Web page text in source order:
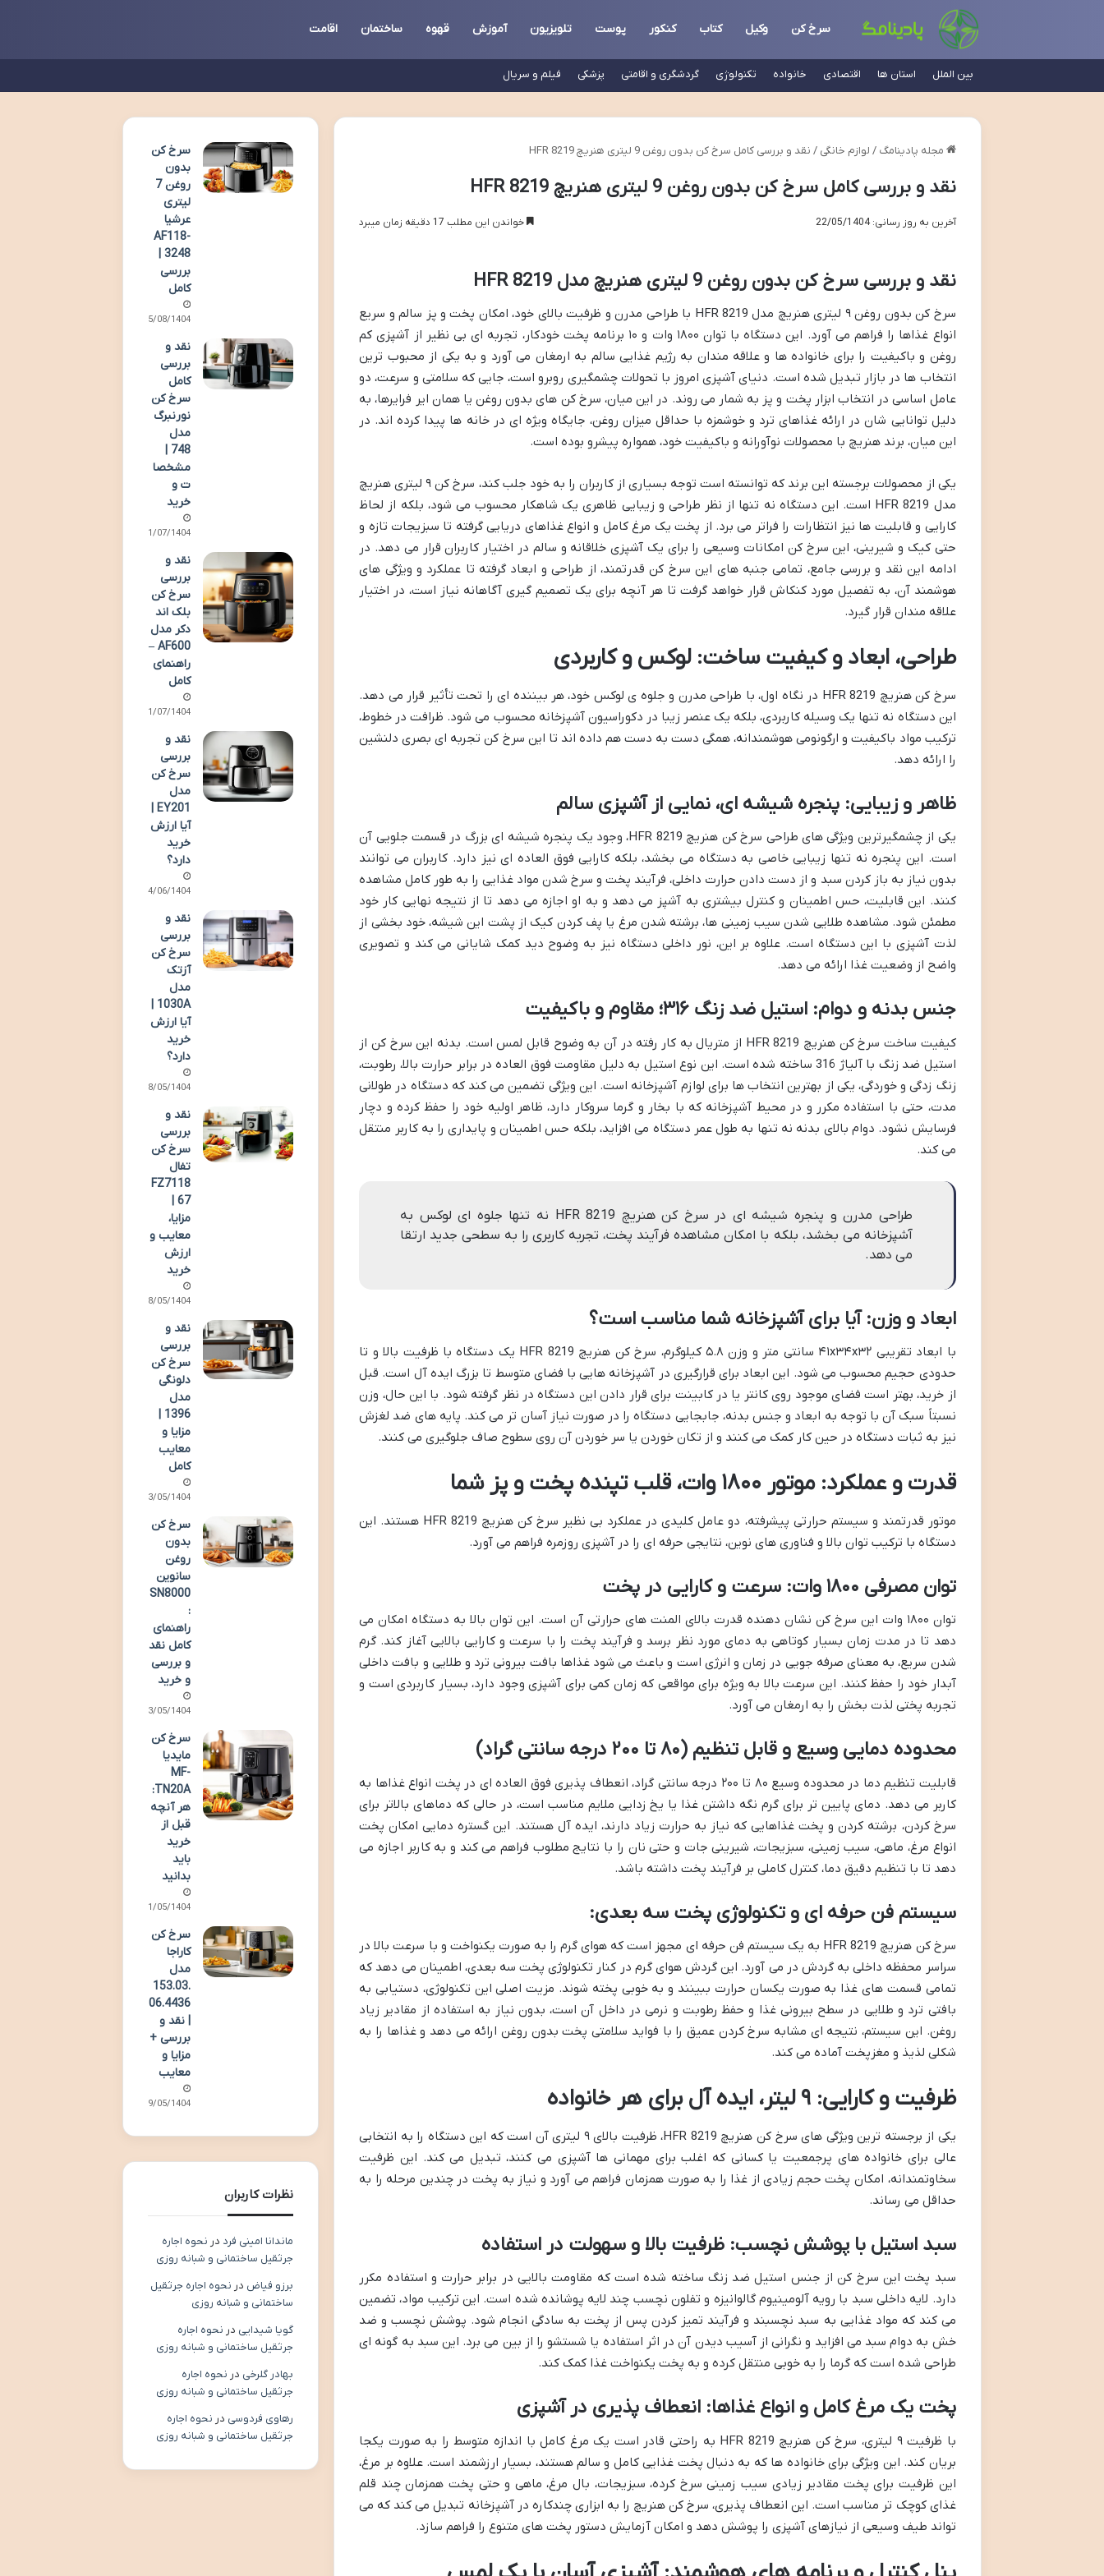
سرخ کن وکیل کتاب کنکور پوست تلویزیون آموزش قهوه ساختمان اقامت
بین الملل استان ها اقتصادی خانواده تکنولوژی گردشگری و اقامتی پزشکی فیلم و سریال
مجله پادینامگ / لوازم خانگی / نقد و بررسی کامل سرخ کن بدون روغن 9 لیتری هنریچ HFR 8219
نقد و بررسی کامل سرخ کن بدون روغن 9 لیتری هنریچ HFR 8219
آخرین به روز رسانی: 22/05/1404 خواندن این مطلب 17 دقیقه زمان میبرد
نقد و بررسی سرخ کن بدون روغن 9 لیتری هنریچ مدل HFR 8219
سرخ کن بدون روغن ۹ لیتری هنریچ مدل HFR 8219 با طراحی مدرن و ظرفیت بالای خود، امکان پخت و پز سالم و سریع
انواع غذاها را فراهم می آورد. این دستگاه با توان ۱۸۰۰ وات و ۱۰ برنامه پخت خودکار، تجربه ای بی نظیر از آشپزی کم
روغن و باکیفیت را برای خانواده ها و علاقه مندان به رژیم غذایی سالم به ارمغان می آورد و به یکی از محبوب ترین
انتخاب ها در بازار تبدیل شده است. دنیای آشپزی امروز با تحولات چشمگیری روبرو است، جایی که سلامتی و سرعت، دو
عامل اساسی در انتخاب ابزار پخت و پز به شمار می روند. در این میان، سرخ کن های بدون روغن یا همان ایر فرایرها، به
دلیل توانایی شان در ارائه غذاهای ترد و خوشمزه با حداقل میزان روغن، جایگاه ویژه ای در خانه ها پیدا کرده اند. در
این میان، برند هنریچ با محصولات نوآورانه و باکیفیت خود، همواره پیشرو بوده است.
یکی از محصولات برجسته این برند که توانسته است توجه بسیاری از کاربران را به خود جلب کند، سرخ کن ۹ لیتری هنریچ
مدل HFR 8219 است. این دستگاه نه تنها از نظر طراحی و زیبایی ظاهری یک شاهکار محسوب می شود، بلکه از لحاظ
کارایی و قابلیت ها نیز انتظارات را فراتر می برد. از پخت یک مرغ کامل و انواع غذاهای دریایی گرفته تا سبزیجات تازه و
حتی کیک و شیرینی، این سرخ کن امکانات وسیعی را برای یک آشپزی خلاقانه و سالم در اختیار کاربران قرار می دهد. در
ادامه این نقد و بررسی جامع، تمامی جنبه های این سرخ کن قدرتمند، از طراحی و ابعاد گرفته تا عملکرد و ویژگی های
هوشمند آن، به تفصیل مورد کنکاش قرار خواهد گرفت تا هر آنچه برای یک تصمیم گیری آگاهانه نیاز است، در اختیار
علاقه مندان قرار گیرد.
طراحی، ابعاد و کیفیت ساخت: لوکس و کاربردی
سرخ کن هنریچ HFR 8219 در نگاه اول، با طراحی مدرن و جلوه ی لوکس خود، هر بیننده ای را تحت تأثیر قرار می دهد.
این دستگاه نه تنها یک وسیله کاربردی، بلکه یک عنصر زیبا در دکوراسیون آشپزخانه محسوب می شود. ظرافت در خطوط،
ترکیب مواد باکیفیت و ارگونومی هوشمندانه، همگی دست به دست هم داده اند تا این سرخ کن تجربه ای بصری دلنشین
را ارائه دهد.
ظاهر و زیبایی: پنجره شیشه ای، نمایی از آشپزی سالم
یکی از چشمگیرترین ویژگی های طراحی سرخ کن هنریچ HFR 8219، وجود یک پنجره شیشه ای بزرگ در قسمت جلویی آن
است. این پنجره نه تنها زیبایی خاصی به دستگاه می بخشد، بلکه کارایی فوق العاده ای نیز دارد. کاربران می توانند
بدون نیاز به باز کردن سبد و از دست دادن حرارت داخلی، فرآیند پخت و سرخ شدن مواد غذایی را به طور کامل مشاهده
کنند. این قابلیت، حس اطمینان و کنترل بیشتری به آشپز می دهد و به او اجازه می دهد تا از نتیجه نهایی کار خود
مطمئن شود. مشاهده طلایی شدن سیب زمینی ها، برشته شدن مرغ یا پف کردن کیک از پشت این شیشه، خود بخشی از
لذت آشپزی با این دستگاه است. علاوه بر این، نور داخلی دستگاه نیز به وضوح دید کمک شایانی می کند و تصویری
واضح از وضعیت غذا ارائه می دهد.
جنس بدنه و دوام: استیل ضد زنگ ۳۱۶؛ مقاوم و باکیفیت
کیفیت ساخت سرخ کن هنریچ HFR 8219 از متریال به کار رفته در آن به وضوح قابل لمس است. بدنه این سرخ کن از
استیل ضد زنگ با آلیاژ 316 ساخته شده است. این نوع استیل به دلیل مقاومت فوق العاده در برابر حرارت بالا، رطوبت،
زنگ زدگی و خوردگی، یکی از بهترین انتخاب ها برای لوازم آشپزخانه است. این ویژگی تضمین می کند که دستگاه در طولانی
مدت، حتی با استفاده مکرر و در محیط آشپزخانه که با بخار و گرما سروکار دارد، ظاهر اولیه خود را حفظ کرده و دچار
فرسایش نشود. دوام بالای بدنه نه تنها به طول عمر دستگاه می افزاید، بلکه حس اطمینان و پایداری را به کاربر منتقل
می کند.
طراحی مدرن و پنجره شیشه ای در سرخ کن هنریچ HFR 8219 نه تنها جلوه ای لوکس به
آشپزخانه می بخشد، بلکه با امکان مشاهده فرآیند پخت، تجربه کاربری را به سطحی جدید ارتقا
می دهد.
ابعاد و وزن: آیا برای آشپزخانه شما مناسب است؟
با ابعاد تقریبی ۴۱x۳۴x۳۲ سانتی متر و وزن ۵.۸ کیلوگرم، سرخ کن هنریچ HFR 8219 یک دستگاه با ظرفیت بالا و تا
حدودی حجیم محسوب می شود. این ابعاد برای قرارگیری در آشپزخانه هایی با فضای متوسط تا بزرگ ایده آل است. قبل
از خرید، بهتر است فضای موجود روی کانتر یا در کابینت برای قرار دادن این دستگاه در نظر گرفته شود. با این حال، وزن
نسبتاً سبک آن با توجه به ابعاد و جنس بدنه، جابجایی دستگاه را در صورت نیاز آسان تر می کند. پایه های ضد لغزش
نیز به ثبات دستگاه در حین کار کمک می کنند و از تکان خوردن یا سر خوردن آن روی سطوح صاف جلوگیری می کنند.
قدرت و عملکرد: موتور ۱۸۰۰ وات، قلب تپنده پخت و پز شما
موتور قدرتمند و سیستم حرارتی پیشرفته، دو عامل کلیدی در عملکرد بی نظیر سرخ کن هنریچ HFR 8219 هستند. این
دستگاه با ترکیب توان بالا و فناوری های نوین، نتایجی حرفه ای را در آشپزی روزمره فراهم می آورد.
توان مصرفی ۱۸۰۰ وات: سرعت و کارایی در پخت
توان ۱۸۰۰ وات این سرخ کن نشان دهنده قدرت بالای المنت های حرارتی آن است. این توان بالا به دستگاه امکان می
دهد تا در مدت زمان بسیار کوتاهی به دمای مورد نظر برسد و فرآیند پخت را با سرعت و کارایی بالایی آغاز کند. گرم
شدن سریع، به معنای صرفه جویی در زمان و انرژی است و باعث می شود غذاها بافت بیرونی ترد و طلایی و بافت داخلی
آبدار خود را حفظ کنند. این سرعت بالا به ویژه برای مواقعی که زمان کمی برای آشپزی وجود دارد، بسیار کاربردی است و
تجربه پختی لذت بخش را به ارمغان می آورد.
محدوده دمایی وسیع و قابل تنظیم (۸۰ تا ۲۰۰ درجه سانتی گراد)
قابلیت تنظیم دما در محدوده وسیع ۸۰ تا ۲۰۰ درجه سانتی گراد، انعطاف پذیری فوق العاده ای در پخت انواع غذاها به
کاربر می دهد. دمای پایین تر برای گرم نگه داشتن غذا یا یخ زدایی ملایم مناسب است، در حالی که دماهای بالاتر برای
سرخ کردن، برشته کردن و پخت غذاهایی که نیاز به حرارت زیاد دارند، ایده آل هستند. این گستره دمایی امکان پخت
انواع مرغ، ماهی، سیب زمینی، سبزیجات، شیرینی جات و حتی نان را با نتایج مطلوب فراهم می کند و به کاربر اجازه می
دهد تا با تنظیم دقیق دما، کنترل کاملی بر فرآیند پخت داشته باشد.
سیستم فن حرفه ای و تکنولوژی پخت سه بعدی:
سرخ کن هنریچ HFR 8219 به یک سیستم فن حرفه ای مجهز است که هوای گرم را به صورت یکنواخت و با سرعت بالا در
سراسر محفظه داخلی به گردش در می آورد. این گردش هوای گرم در کنار تکنولوژی پخت سه بعدی، اطمینان می دهد که
تمامی قسمت های غذا به صورت یکسان حرارت ببینند و به خوبی پخته شوند. مزیت اصلی این تکنولوژی، دستیابی به
بافتی ترد و طلایی در سطح بیرونی غذا و حفظ رطوبت و نرمی در داخل آن است، بدون نیاز به استفاده از مقادیر زیاد
روغن. این سیستم، نتیجه ای مشابه سرخ کردن عمیق را با فواید سلامتی پخت بدون روغن ارائه می دهد و غذاها را به
شکلی لذیذ و مغزپخت آماده می کند.
ظرفیت و کارایی: ۹ لیتر، ایده آل برای هر خانواده
یکی از برجسته ترین ویژگی های سرخ کن هنریچ HFR 8219، ظرفیت بالای ۹ لیتری آن است که این دستگاه را به انتخابی
عالی برای خانواده های پرجمعیت یا کسانی که اغلب برای مهمانی ها آشپزی می کنند، تبدیل می کند. این ظرفیت
سخاوتمندانه، امکان پخت حجم زیادی از غذا را به صورت همزمان فراهم می آورد و نیاز به پخت در چندین مرحله را به
حداقل می رساند.
سبد استیل با پوشش نچسب: ظرفیت بالا و سهولت در استفاده
سبد پخت این سرخ کن از جنس استیل ضد زنگ ساخته شده است که مقاومت بالایی در برابر حرارت و استفاده مکرر
دارد. لایه داخلی سبد با رویه آلومینیوم گالوانیزه و تفلون نچسب چند لایه پوشانده شده است. این ترکیب مواد، تضمین
می کند که مواد غذایی به سبد نچسبند و فرآیند تمیز کردن پس از پخت به سادگی انجام شود. پوشش نچسب و ضد
خش به دوام سبد می افزاید و نگرانی از آسیب دیدن آن در اثر استفاده یا شستشو را از بین می برد. این سبد به گونه ای
طراحی شده است که گرما را به خوبی منتقل کرده و به پخت یکنواخت غذا کمک کند.
پخت یک مرغ کامل و انواع غذاها: انعطاف پذیری در آشپزی
با ظرفیت ۹ لیتری، سرخ کن هنریچ HFR 8219 به راحتی قادر است یک مرغ کامل با اندازه متوسط را به صورت یکجا
بریان کند. این ویژگی برای خانواده ها که به دنبال پخت غذایی کامل و سالم هستند، بسیار ارزشمند است. علاوه بر مرغ،
این ظرفیت برای پخت مقادیر زیادی سیب زمینی سرخ کرده، سبزیجات، بال مرغ، ماهی و حتی پخت همزمان چند قلم
غذای کوچک تر مناسب است. این انعطاف پذیری، سرخ کن هنریچ را به ابزاری چندکاره در آشپزخانه تبدیل می کند که می
تواند طیف وسیعی از نیازهای آشپزی را پوشش دهد و امکان آزمایش دستور پخت های متنوع را فراهم سازد.
سرخ کن
بدون
روغن 7
لیتری
عرشیا
AF118-
3248 |
بررسی
کامل
15/08/1404
نقد و
بررسی
کامل
سرخ کن
نورنبرگ
مدل
748 |
مشخصا
ت و
خرید
11/07/1404
نقد و
بررسی
سرخ کن
بلک اند
دکر مدل
AF600 –
راهنمای
کامل
01/07/1404
نقد و
بررسی
سرخ کن
مدل
EY201 |
آیا ارزش
خرید
دارد؟
04/06/1404
نقد و
بررسی
سرخ کن
آزتک
مدل
1030A |
آیا ارزش
خرید
دارد؟
28/05/1404
نقد و
بررسی
سرخ کن
تفال
FZ7118
67 |
مزایا،
معایب و
ارزش
خرید
28/05/1404
نقد و
بررسی
سرخ کن
دلونگی
مدل
1396 |
مزایا و
معایب
کامل
23/05/1404
سرخ کن
بدون
روغن
سانوین
SN8000
:
راهنمای
کامل نقد
و بررسی
و خرید
13/05/1404
سرخ کن
مایدیا
MF-
TN20A:
هر آنچه
قبل از
خرید
باید
بدانید
11/05/1404
سرخ کن
کاراجا
مدل
153.03.
06.4436
| نقد و
بررسی +
مزایا و
معایب
09/05/1404
نظرات کاربران
ماندانا امینی فرد در نحوه اجاره
جرثقیل ساختمانی و شبانه روزی
برزو فیاض در نحوه اجاره جرثقیل
ساختمانی و شبانه روزی
گویا شیدایی در نحوه اجاره
جرثقیل ساختمانی و شبانه روزی
بهادر گلرخی در نحوه اجاره
جرثقیل ساختمانی و شبانه روزی
رهاوی فردوسی در نحوه اجاره
جرثقیل ساختمانی و شبانه روزی